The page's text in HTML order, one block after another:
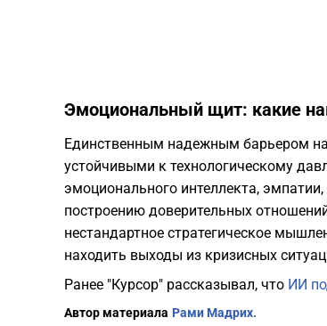
Эмоциональный щит: какие
Единственным надежным барьером на
устойчивыми к технологическому
эмоционального интеллекта,
построению доверительных
нестандартное стратегическое
находить выходы из кризисных
Ранее "Курсор" рассказывал, что ИИ
Автор материала Рами Мадрих.